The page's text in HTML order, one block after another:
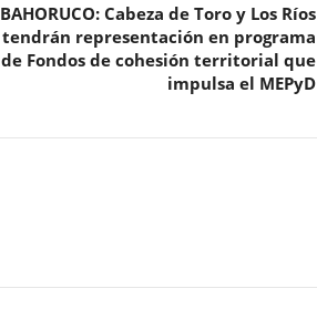
BAHORUCO: Cabeza de Toro y Los Ríos
tendrán representación en programa
de Fondos de cohesión territorial que
impulsa el MEPyD